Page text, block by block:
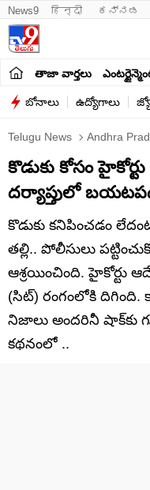
News9 हिन्दी ಕನ್ನಡ
తాజా వార్తలు
బోనాలు ఉద్యోగాలు
Telugu News Andhra
కొడుకు కోసం హైకోర్టు
దర్యాప్తులో
కొడుకు కనిపించడం
తల్లి.. పోలీసులు
ఆశ్రయించింది. హైకోర్టు
(సిట్) రంగంలోకి
నిజాలు అందరినీ షాక్‌కు
కథనంలో ..